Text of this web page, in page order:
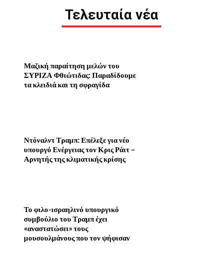
Τελευταία νέα
Μαζική παραίτηση μελών του
ΣΥΡΙΖΑ Φθιώτιδας: Παραδίδουμε
τα κλειδιά και τη σφραγίδα
Ντόναλντ Τραμπ: Επέλεξε για νέο
υπουργό Ενέργειας τον Κρις Ράιτ –
Αρνητής της κλιματικής κρίσης
Το φιλο-ισραηλινό υπουργικό
συμβούλιο του Τραμπ έχει
«αναστατώσει» τους
μουσουλμάνους που τον ψήφισαν